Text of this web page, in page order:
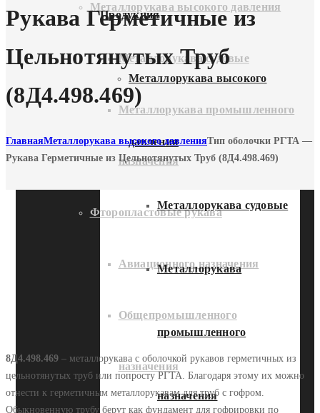
Металлорукава высокого давления
Металлорукава судовые
Металлорукава промышленного
назначения
Фторопластовые рукава
Авиационного назначения
Общепромышленного
назначения
Продукция
Металлорукава высокого
давления
Металлорукава судовые
Металлорукава
промышленного
назначения
Рукава Герметичные из
Цельнотянутых Труб
(8Д4.498.469)
ГлавнаяМеталлорукава высокого давленияТип оболочки РГТА —
Рукава Герметичные из Цельнотянутых Труб (8Д4.498.469)
8Д4.498.469 – металлорукава с оболочкой рукавов герметичных из
цельнотянутых труб или попросту РГТА. Благодаря этому их можно
отнести к герметичным металлорукавам для труб с гофром.
Обыкновенную трубу берут как фундамент для гофрировки по